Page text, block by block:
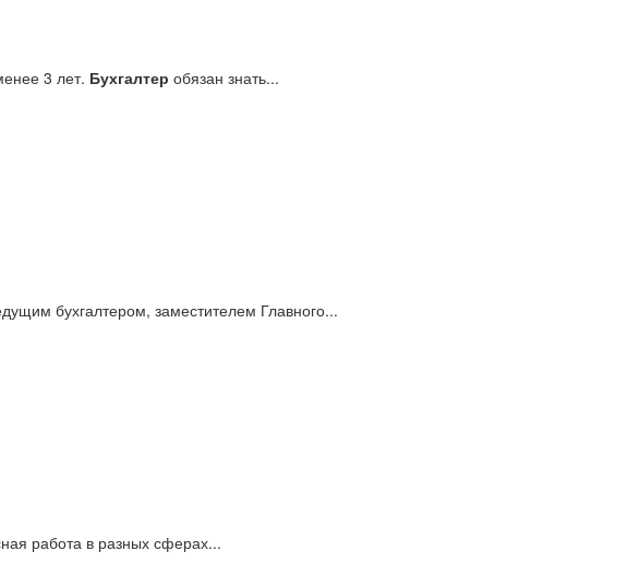
3 лет. Бухгалтер обязан знать...
бухгалтером, заместителем Главного...
работа в разных сферах...